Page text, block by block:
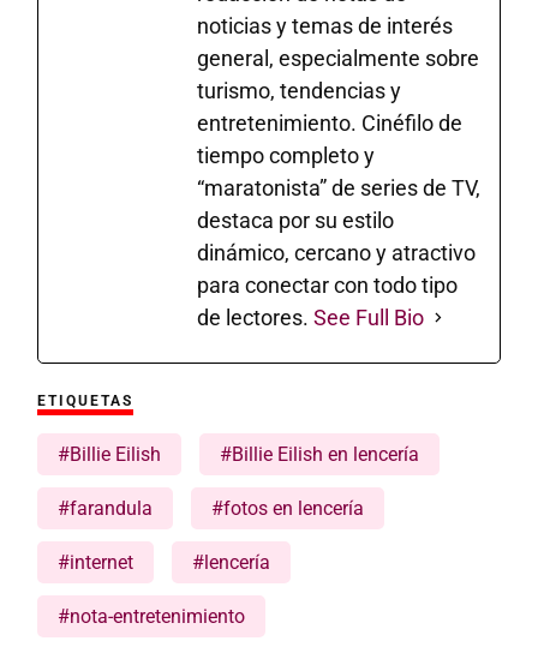
noticias y temas de interés
general, especialmente sobre
turismo, tendencias y
entretenimiento. Cinéfilo de
tiempo completo y
“maratonista” de series de TV,
destaca por su estilo
dinámico, cercano y atractivo
para conectar con todo tipo
de lectores. See Full Bio
ETIQUETAS
#Billie Eilish #Billie Eilish en lencería
#farandula #fotos en lencería
#internet #lencería
#nota-entretenimiento